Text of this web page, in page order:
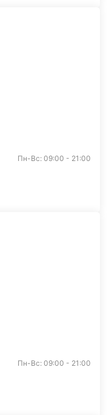
Пн-Вс: 09:00 - 21:00
Пн-Вс: 09:00 - 21:00